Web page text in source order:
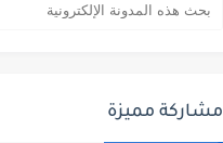
مشاركة مميزة